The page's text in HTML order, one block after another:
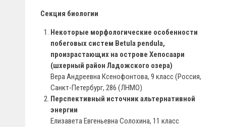
Секция биологии
Некоторые морфологические особенности
побеговых систем Betula pendula,
произрастающих на острове Хепосаари
(шхерный район Ладожского озера)
Вера Андреевна Ксенофонтова, 9 класс (Россия,
Санкт-Петербург, 286 (ЛНМО)
Перспективный источник альтернативной
энергии
Елизавета Евгеньевна Солохина, 11 класс